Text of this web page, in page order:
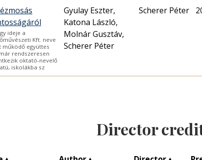
ideje a
Kft. neve
működő együttes
rendszeresen
oktató-nevelő
iskolákba sz
Gyulay Eszter,
Katona László,
Molnár Gusztáv,
Scherer Péter
Scherer Péter
Director